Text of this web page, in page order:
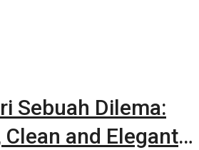
Sebuah Dilema:
Clean and Elegant